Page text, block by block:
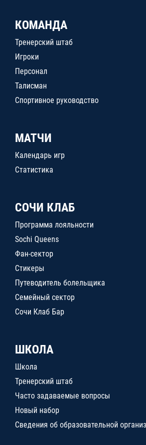
КОМАНДА
Тренерский штаб
Игроки
Персонал
Талисман
Спортивное руководство
МАТЧИ
Календарь игр
Статистика
СОЧИ КЛАБ
Программа лояльности
Sochi Queens
Фан-сектор
Стикеры
Путеводитель болельщика
Семейный сектор
Сочи Клаб Бар
ШКОЛА
Школа
Тренерский штаб
Часто задаваемые вопросы
Новый набор
Сведения об образовательной